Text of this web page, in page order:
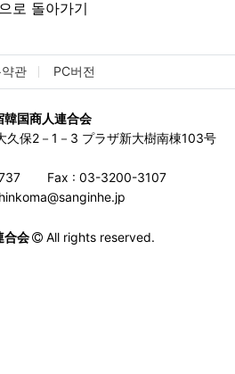
로 돌아가기
관 PC버전
韓国商人連合会
保2－1－3 プラザ新大樹南棟103号
Fax : 03-3200-3107
合会 All rights reserved.